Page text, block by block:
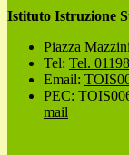
Istituto Istruzione
Piazza
Tel: Tel.
Email:
PEC:
mail